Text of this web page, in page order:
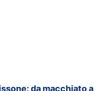
da macchiato a